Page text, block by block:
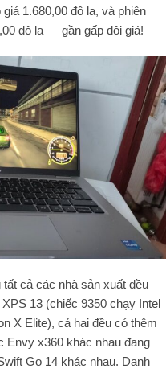
1.680,00 đô la, và phiên
đô la — gần gấp đôi giá!
cả các nhà sản xuất đều
13 (chiếc 9350 chạy Intel
X Elite), cả hai đều có thêm
Envy x360 khác nhau đang
Go 14 khác nhau. Danh